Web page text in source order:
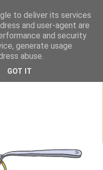
to deliver its services
and user-agent are
and security
generate usage
abuse.
GOT IT